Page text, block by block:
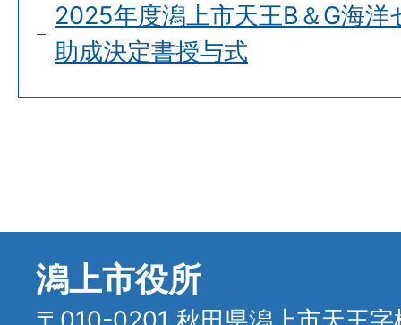
2025年度潟上市天王B＆G海
助成決定書授与式
潟上市役所